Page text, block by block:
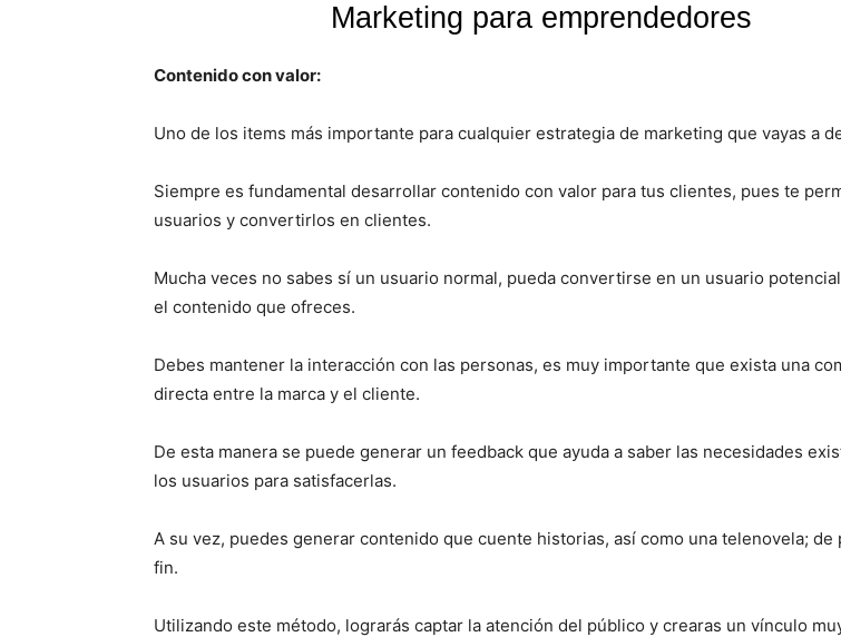
Marketing para emprendedores
Contenido con valor:
Uno de los items más importante para cualquier estrategia de marketing que vayas a
Siempre es fundamental desarrollar contenido con valor para tus clientes, pues te
usuarios y convertirlos en clientes.
Mucha veces no sabes sí un usuario normal, pueda convertirse en un usuario
el contenido que ofreces.
Debes mantener la interacción con las personas, es muy importante que exista una
directa entre la marca y el cliente.
De esta manera se puede generar un feedback que ayuda a saber las necesidades
los usuarios para satisfacerlas.
A su vez, puedes generar contenido que cuente historias, así como una telenovela; de
fin.
Utilizando este método, lograrás captar la atención del público y crearas un vínculo